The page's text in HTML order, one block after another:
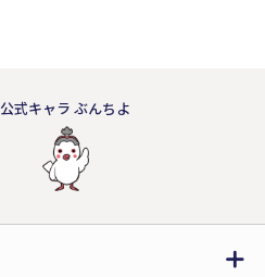
公式キャラ ぶんちよ